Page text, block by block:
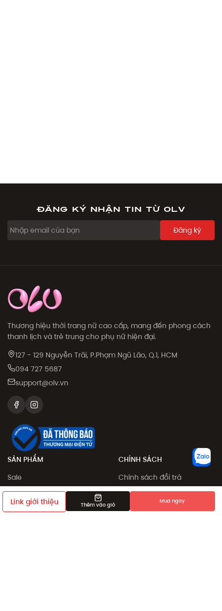
Link giới thiệu Thêm vào giỏ
Mua ngay
Đăng ký nhận tin từ OLV
Đăng ký
Thương hiệu thời trang nữ cao cấp, mang đến phong cách
thanh lịch và trẻ trung cho phụ nữ hiện đại.
127 - 129 Nguyễn Trãi, P.Phạm Ngũ Lão, Q.1, HCM
094 727 5687
support@olv.vn
SẢN PHẨM
Sale
Sản phẩm
Collection
CHÍNH SÁCH
Chính sách đổi trả
Chính sách đặt và giao